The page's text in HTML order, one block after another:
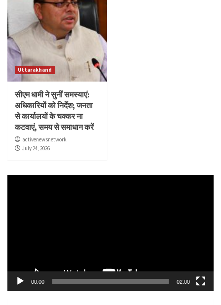
Uttarakhand
सीएम धामी ने सुनीं समस्याएं:
अधिकारियों को निर्देश; जनता
से कार्यालयों के चक्कर ना
कटवाएं, समय से समाधान करें
activenewsnetwork
July 24, 2026
00:00 02:00